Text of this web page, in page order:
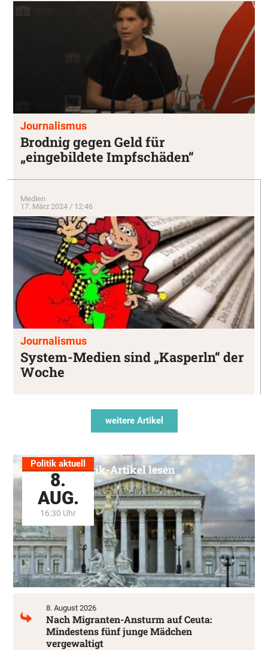
Journalismus
Brodnig gegen Geld für
„eingebildete Impfschäden“
Medien
17. März 2024 / 12:46
Journalismus
System-Medien sind „Kasperln“ der
Woche
weitere Artikel
Politik aktuell
8.
AUG.
16:30 Uhr
Alle Politik-Artikel lesen
8. August 2026
Nach Migranten-Ansturm auf Ceuta:
Mindestens fünf junge Mädchen
vergewaltigt